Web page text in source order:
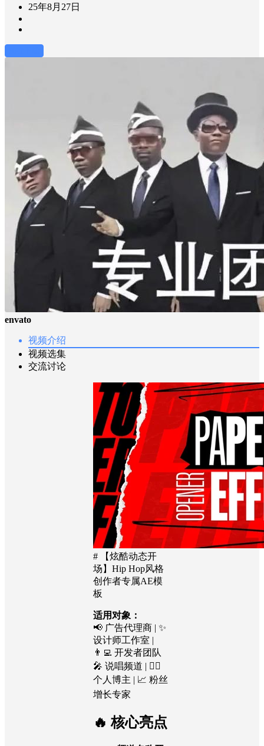
25年8月27日
envato
视频介绍
视频选集
交流讨论
# 【炫酷动态开
场】Hip Hop风格
创作者专属AE模
板
适用对象：
📢 广告代理商 | ✨
设计师工作室 |
👨‍💻 开发者团队
🎤 说唱频道 | 🤵‍♂️
个人博主 | 📈 粉丝
增长专家
🔥 核心亮点